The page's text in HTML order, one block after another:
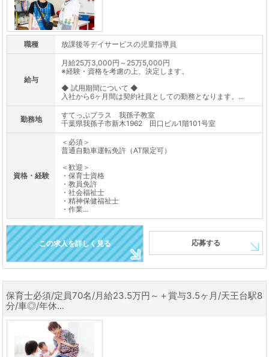
職種 放課後等デイサービスの児童指導員
給与
月給25万3,000円～25万5,000円
※経験・資格を考慮の上、決定します。
◆ 試用期間について ◆
入社から6ヶ月間は契約社員としての勤務となります。...
勤務地
すてっぷプラス 我孫子教室
千葉県我孫子市新木1962 田口ビル1階101号室
資格・経験
＜必須＞
普通自動車運転免許（AT限定可）
＜歓迎＞
・保育士資格
・教員免許
・社会福祉士
・精神保健福祉士
・作業...
この求人を詳しく見る 応募する
保育士必須/定員70名/月給23.5万円～＋賞与3.5ヶ月/天王台駅8
分/車◎/年休...